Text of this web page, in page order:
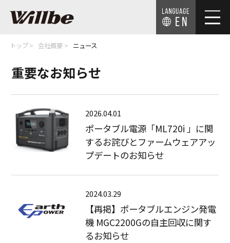
EN
トップ 会社概要 ニュース
重要なお知らせ
2026.04.01
ポータブル電源「ML720i 」に関
するお詫びとファームウェアアッ
プデートのお知らせ
2024.03.29
【再掲】ポータブルエンジン発電
機 MGC2200Gの自主回収に関す
るお知らせ